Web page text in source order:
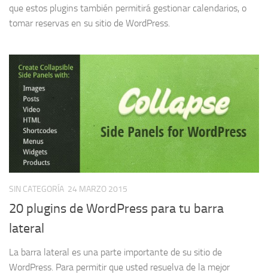
que estos plugins también permitirá gestionar calendarios, o
tomar reservas en su sitio de WordPress.
SIN CATEGORÍA 24 MARZO 2015
20 plugins de WordPress para tu barra
lateral
La barra lateral es una parte importante de su sitio de
WordPress. Para permitir que usted resuelva de la mejor